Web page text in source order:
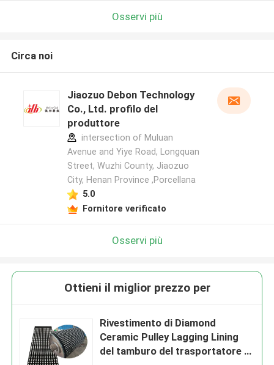
Osservi più
Circa noi
Jiaozuo Debon Technology
Co., Ltd. profilo del
produttore
intersection of Muluan
Avenue and Yiye Road, Longquan
Street, Wuzhi County, Jiaozuo
City, Henan Province ,Porcellana
5.0
Fornitore verificato
Osservi più
Ottieni il miglior prezzo per
Rivestimento di Diamond
Ceramic Pulley Lagging Lining
del tamburo del trasportatore di